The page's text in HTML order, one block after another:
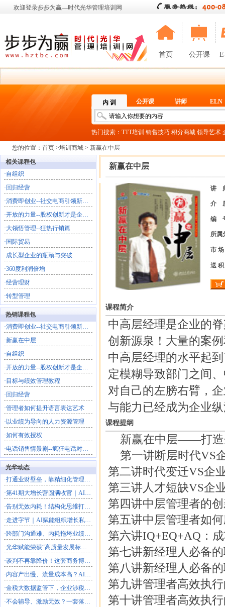
欢迎登录步步为赢—时代光华管理培训网
首页 公开课
内 训 公开课 讲师 ELN
热门搜索： TTT培训 销售技巧 积分商城 领导艺术
您的位置： 首页 >培训商城 > 新赢在中层
相关课程包
·自组织
· 回归经营
·消费即创业--社交电商引领新商业文明
·开放的力量--股权创新才是企业的终极共创
·大领悟管理--狂热行销篇
· 国际贸易
·成长型企业的瓶颈与突破
·360度利润倍增
·经营理财
·转型管理
热销课程包
·消费即创业--社交电商引领新商业文明
·新赢在中层
·自组织
·开放的力量--股权创新才是企业的终极共创
· 目标与绩效管理教程
· 回归经营
·管理者如何提升语言表达艺术
· 以业绩为导向的人力资源管理
·如何有效授权
·电话销售情景剧--疯狂电话对对碰
光华动态
·打通业财壁垒，靠精细化管理放大利润
·第41期大增长营圆满收官｜AI落地+科学经营双引擎，解锁
·告别无效内耗！结构化思维打造高效解题团队
·走进字节｜AI赋能组织增长私享会圆满落幕，解锁结构性增长
·跨部门沟通难、内耗拖垮业绩？这场沙盘课教你打通跨部门协作
·光华赋能荣获“高质量发展标杆型企业”
·谈判不再靠降价！这套商务博弈法，直接拿下大客户
·内容产出慢、流量成本高？AI一站式搭建自动化营销体系
·金税大数据监管下，企业涉税风险如何破局？
·不会辅导、激励无效？一套落地方法打造高绩效团队
新赢在中层
讲
介
编
所属
市
送
课程简介
中高层经理是企业的
创新源泉！大量的案
中高层经理的水平起
定模糊导致部门之间
对自己的左膀右臂，
与能力已经成为企业
课程提纲
新赢在中层——打造
第一讲断层时代VS
第二讲时代变迁VS企
第三讲人才短缺VS企
第四讲中层管理者的
第五讲中层管理者如
第六讲IQ+EQ+AQ：
第七讲新经理人必备
第八讲新经理人必备
第九讲管理者高效执
第十讲管理者高效执